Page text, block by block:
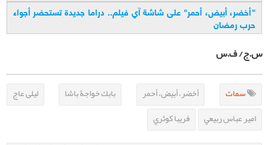
"أخضر، أبيض، أحمر" على شاشة آي فيلم.. دراما جديدة تستحضر أجواء
حرب رمضان
س.ج/ ف.س
سمات أخضر، أبيض، أحمر بابك خواجة باشا
ليلى عاج
امير عباس ربيعي
فريبا كوثري